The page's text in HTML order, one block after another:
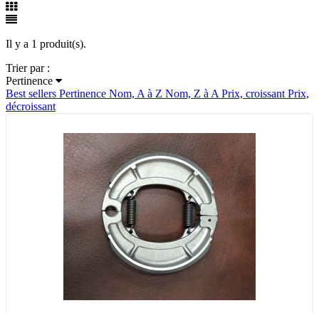
Il y a 1 produit(s).
Trier par :
Pertinence
Best sellers Pertinence Nom, A à Z Nom, Z à A Prix, croissant Prix,
décroissant